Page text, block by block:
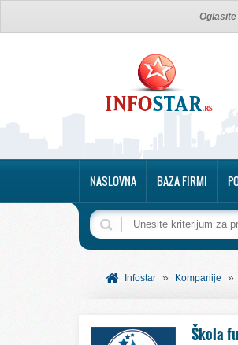
NASLOVNA BAZA FIRMI
Infostar » Kompanije »
Škola